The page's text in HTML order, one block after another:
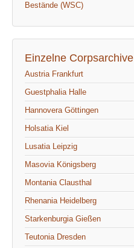
Bestände (WSC)
Einzelne Corpsarchive
Austria Frankfurt
Guestphalia Halle
Hannovera Göttingen
Holsatia Kiel
Lusatia Leipzig
Masovia Königsberg
Montania Clausthal
Rhenania Heidelberg
Starkenburgia Gießen
Teutonia Dresden